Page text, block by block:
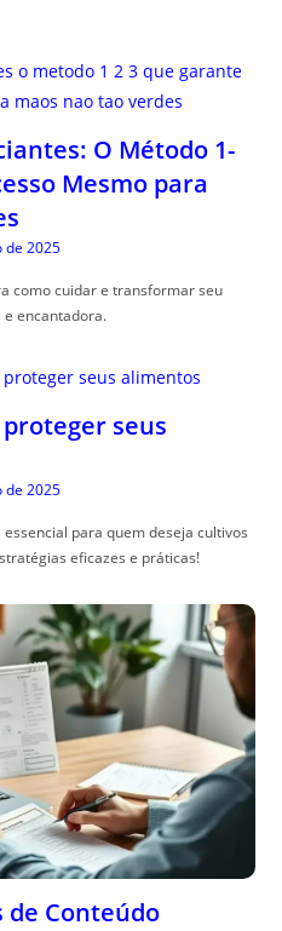
O Método 1-
Mesmo para
de 2025
como cuidar e transformar seu
e encantadora.
seus
de 2025
para quem deseja cultivos
eficazes e práticas!
de Conteúdo